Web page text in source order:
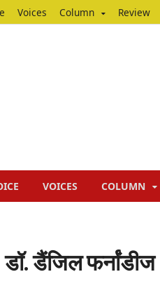
Voices Column Review
VOICES COLUMN
डॉ. डैंजिल फर्नांडीज